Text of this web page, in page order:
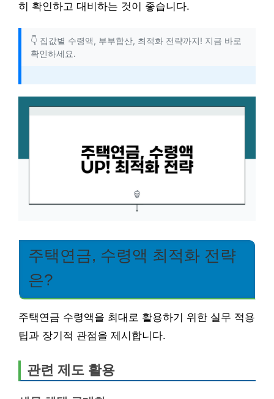
히 확인하고 대비하는 것이 좋습니다.
👇 집값별 수령액, 부부합산, 최적화 전략까지! 지금 바로
확인하세요.
주택연금, 수령액 최적화 전략
은?
주택연금 수령액을 최대로 활용하기 위한 실무 적용
팁과 장기적 관점을 제시합니다.
관련 제도 활용